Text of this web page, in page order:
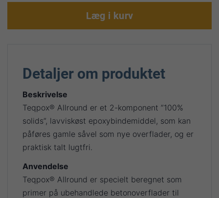
Læg i kurv
Detaljer om produktet
Beskrivelse
Teqpox® Allround er et 2-komponent ”100%
solids”, lavviskøst epoxybindemiddel, som kan
påføres gamle såvel som nye overflader, og er
praktisk talt lugtfri.
Anvendelse
Teqpox® Allround er specielt beregnet som
primer på ubehandlede betonoverflader til